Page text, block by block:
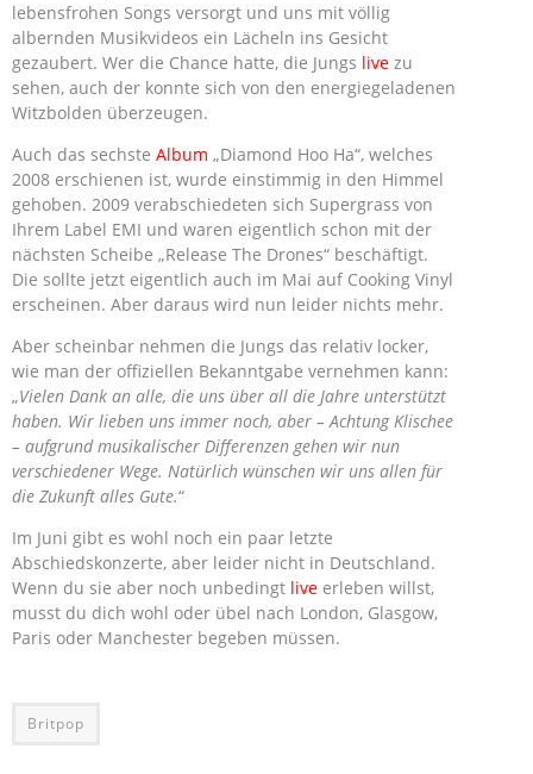
lebensfrohen Songs versorgt und uns mit völlig
albernden Musikvideos ein Lächeln ins Gesicht
gezaubert. Wer die Chance hatte, die Jungs live zu
sehen, auch der konnte sich von den energiegeladenen
Witzbolden überzeugen.
Auch das sechste Album „Diamond Hoo Ha“, welches
2008 erschienen ist, wurde einstimmig in den Himmel
gehoben. 2009 verabschiedeten sich Supergrass von
Ihrem Label EMI und waren eigentlich schon mit der
nächsten Scheibe „Release The Drones“ beschäftigt.
Die sollte jetzt eigentlich auch im Mai auf Cooking Vinyl
erscheinen. Aber daraus wird nun leider nichts mehr.
Aber scheinbar nehmen die Jungs das relativ locker,
wie man der offiziellen Bekanntgabe vernehmen kann:
„Vielen Dank an alle, die uns über all die Jahre unterstützt
haben. Wir lieben uns immer noch, aber – Achtung Klischee
– aufgrund musikalischer Differenzen gehen wir nun
verschiedener Wege. Natürlich wünschen wir uns allen für
die Zukunft alles Gute.“
Im Juni gibt es wohl noch ein paar letzte
Abschiedskonzerte, aber leider nicht in Deutschland.
Wenn du sie aber noch unbedingt live erleben willst,
musst du dich wohl oder übel nach London, Glasgow,
Paris oder Manchester begeben müssen.
Britpop